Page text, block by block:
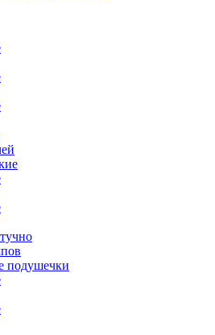
подушечки